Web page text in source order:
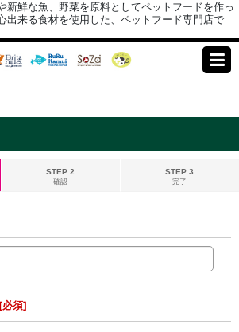
新鮮な魚、野菜を原料としてペットフードを作っ
出来る食材を使用した、ペットフード専門店で
STEP 2
確認
STEP 3
完了
[必須]